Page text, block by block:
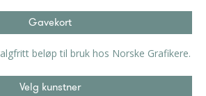
Gavekort
beløp til bruk hos Norske Grafikere.
Velg kunstner